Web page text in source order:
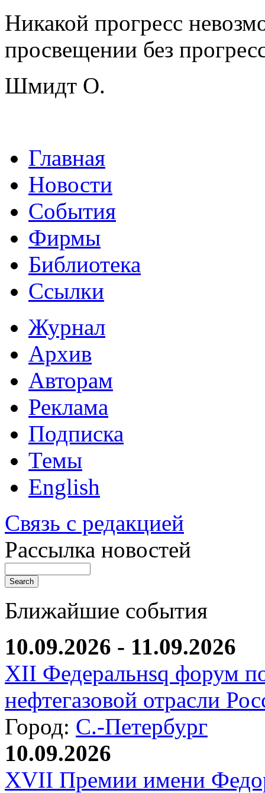
Никакой прогресс
просвещении без
Шмидт О.
Главная
Новости
События
Фирмы
Библиотека
Ссылки
Журнал
Архив
Авторам
Реклама
Подписка
Темы
English
Связь с редакцией
Рассылка новостей
Ближайшие события
10.09.2026 - 11.09.2026
XII Федеральнsq форум
нефтегазовой отрасли
Город: С.-Петербург
10.09.2026
XVII Премии имени